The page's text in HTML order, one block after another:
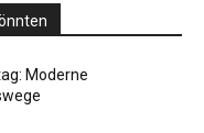
Moderne